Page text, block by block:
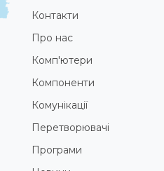
Контакти
Про нас
Комп'ютери
Компоненти
Комунікації
Перетворювачі
Програми